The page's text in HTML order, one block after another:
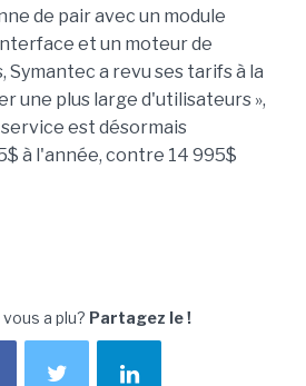
de pair avec un module
et un moteur de
a revu ses tarifs à la
une plus large d'utilisateurs »,
est désormais
à l'année, contre 14 995$
a plu? Partagez le !